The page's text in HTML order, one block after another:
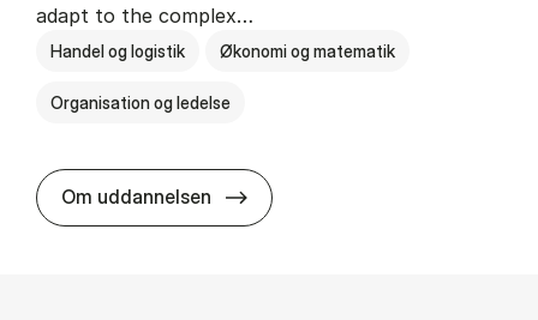
adapt to the complex…
Handel og logistik Økonomi og matematik
Organisation og ledelse
Om uddannelsen BSc in In­ter­na­tion­al Busi­ness